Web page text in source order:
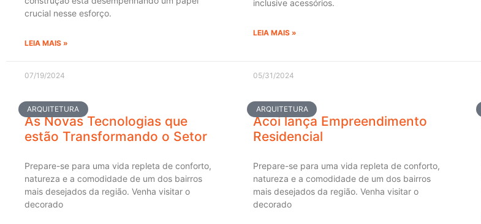
crucial nesse esforço.
LEIA MAIS »
07/19/2024
inclusive acessórios.
LEIA MAIS »
05/31/2024
ARQUITETURA
As Novas Tecnologias que
estão Transformando o Setor
Prepare-se para uma vida repleta de conforto,
natureza e a comodidade de um dos bairros
mais desejados da região. Venha visitar o
decorado
ARQUITETURA
Acoi lança Empreendimento
Residencial
Prepare-se para uma vida repleta de conforto,
natureza e a comodidade de um dos bairros
mais desejados da região. Venha visitar o
decorado